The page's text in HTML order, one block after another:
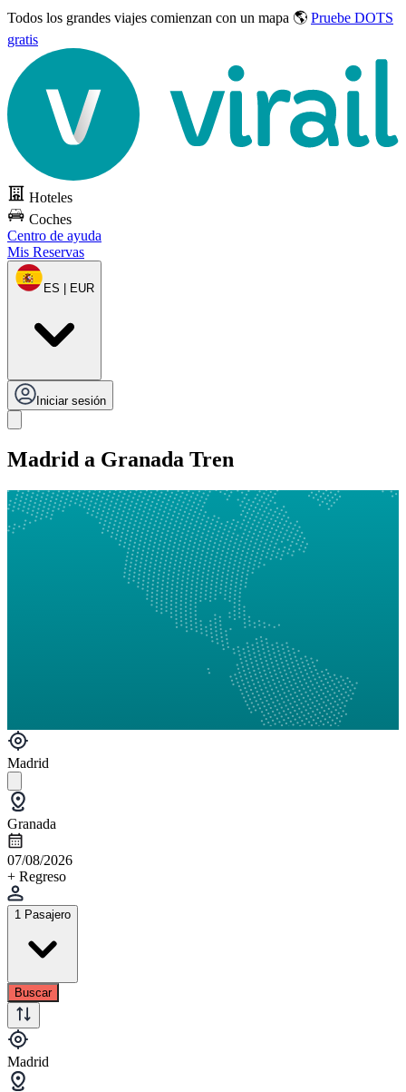
Todos los grandes viajes comienzan con un mapa 🌎 Pruebe DOTS
gratis
Hoteles
Coches
Centro de ayuda
Mis Reservas
ES | EUR
Iniciar sesión
Madrid a Granada Tren
Madrid
Granada
07/08/2026
+ Regreso
1 Pasajero
Buscar
Madrid